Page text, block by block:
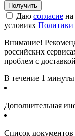
Даю согласие на
условиях Политики
Внимание!
российских
проблем с
В течение 1
Дополнительная
Список документов